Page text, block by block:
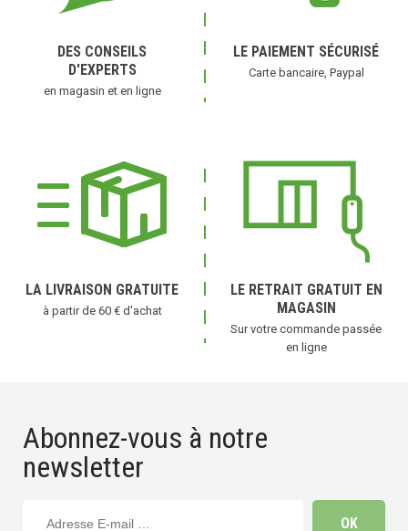
DES CONSEILS
D'EXPERTS
en magasin et en ligne
LE PAIEMENT SÉCURISÉ
Carte bancaire, Paypal
LA LIVRAISON GRATUITE
à partir de 60 € d'achat
LE RETRAIT GRATUIT EN
MAGASIN
Sur votre commande passée
en ligne
Abonnez-vous à notre
newsletter